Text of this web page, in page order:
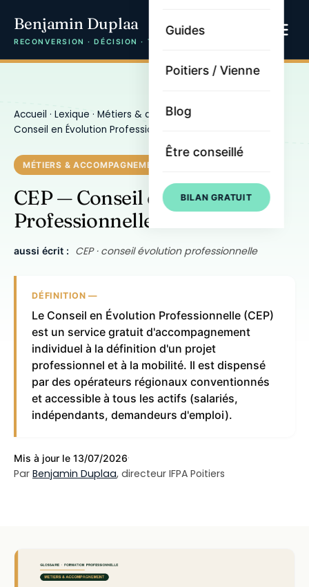
Benjamin Duplaa
RECONVERSION · DÉCISION · TRAJECTOIRE
Guides
Poitiers / Vienne
Blog
Être conseillé
BILAN GRATUIT
Accueil · Lexique · Métiers & accompagnement
Conseil en Évolution Professionnelle
MÉTIERS & ACCOMPAGNEMENT
CEP — Conseil en Évolution
Professionnelle
aussi écrit : CEP · conseil évolution professionnelle
DÉFINITION —
Le Conseil en Évolution Professionnelle (CEP)
est un service gratuit d'accompagnement
individuel à la définition d'un projet
professionnel et à la mobilité. Il est dispensé
par des opérateurs régionaux conventionnés
et accessible à tous les actifs (salariés,
indépendants, demandeurs d'emploi).
Mis à jour le 13/07/2026·
Par Benjamin Duplaa, directeur IFPA Poitiers